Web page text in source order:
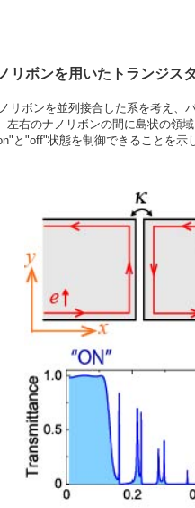
リボンを用いたトランジス
リボンを並列接合した系を考え、
左右のナノリボンの間に島状の領
と"off"状態を制御できることを